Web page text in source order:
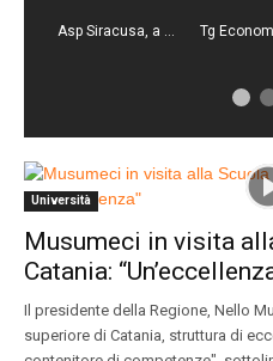
Università
Musumeci in visita
Catania:
Il presidente della Regione, Nello
superiore di Catania, struttura di